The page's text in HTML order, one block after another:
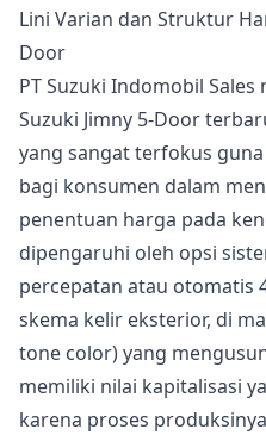
Lini Varian dan Struktur
Door
PT Suzuki Indomobil
Suzuki Jimny 5-Door
yang sangat terfokus
bagi konsumen dalam
penentuan harga pada
dipengaruhi oleh opsi
percepatan atau otomatis
skema kelir eksterior, di
tone color) yang
memiliki nilai kapitalisasi
karena proses